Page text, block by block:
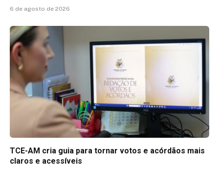
6 de agosto de 2026
TCE-AM cria guia para tornar votos e acórdãos mais
claros e acessíveis